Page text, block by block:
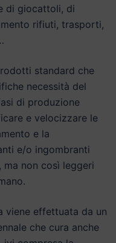
di giocattoli, di
rifiuti, trasporti,
standard che
necessità del
di produzione
e velocizzare le
e la
e/o ingombranti
non così leggeri
viene effettuata da un
che cura anche